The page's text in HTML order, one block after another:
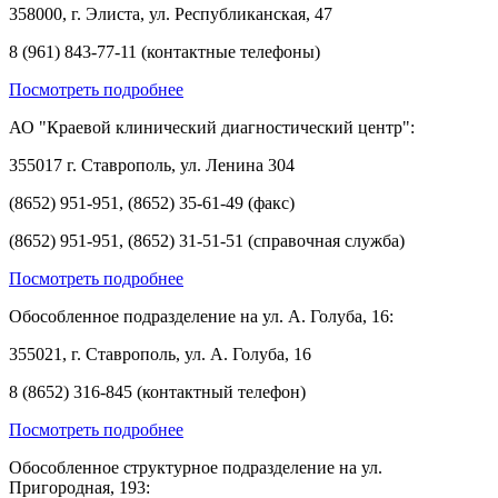
358000, г. Элиста, ул. Республиканская, 47
8 (961) 843-77-11 (контактные телефоны)
Посмотреть подробнее
АО "Краевой клинический диагностический центр":
355017 г. Ставрополь, ул. Ленина 304
(8652) 951-951, (8652) 35-61-49 (факс)
(8652) 951-951, (8652) 31-51-51 (справочная служба)
Посмотреть подробнее
Обособленное подразделение на ул. А. Голуба, 16:
355021, г. Ставрополь, ул. А. Голуба, 16
8 (8652) 316-845 (контактный телефон)
Посмотреть подробнее
Обособленное структурное подразделение на ул.
Пригородная, 193: